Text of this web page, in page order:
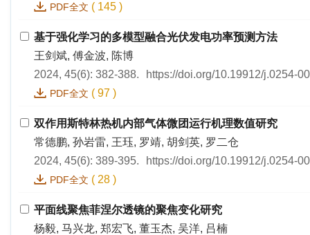
PDF全文 ( 145 )
基于强化学习的多模型融合光伏发电功率预测方法
王剑斌, 傅金波, 陈博
2024, 45(6): 382-388.
https://doi.org/10.19912/j.0254-
PDF全文 ( 97 )
双作用斯特林热机内部气体微团运行机理数值研究
常德鹏, 孙岩雷, 王珏, 罗靖, 胡剑英, 罗二仓
2024, 45(6): 389-395.
https://doi.org/10.19912/j.0254-
PDF全文 ( 28 )
平面线聚焦菲涅尔透镜的聚焦变化研究
杨毅, 马兴龙, 郑宏飞, 董玉杰, 吴洋, 吕楠